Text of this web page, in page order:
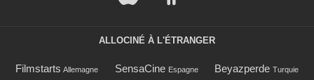
ALLOCINÉ À L'ÉTRANGER
Filmstarts Allemagne SensaCine Espagne Beyazperde Turquie